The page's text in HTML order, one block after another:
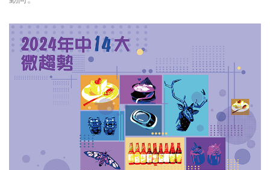
牌足跡贏家
域動行銷公布人事異動
CSD中衛營運長張德成：中衛跳脫框架 玩出口罩新
時尚
金獎的代價 牛恆泰：沒人知道我失去什麼！
台灣百事食品 注重品牌體驗創造差異化
黃麗萍：媒體代理商有幫客戶升級的責任！